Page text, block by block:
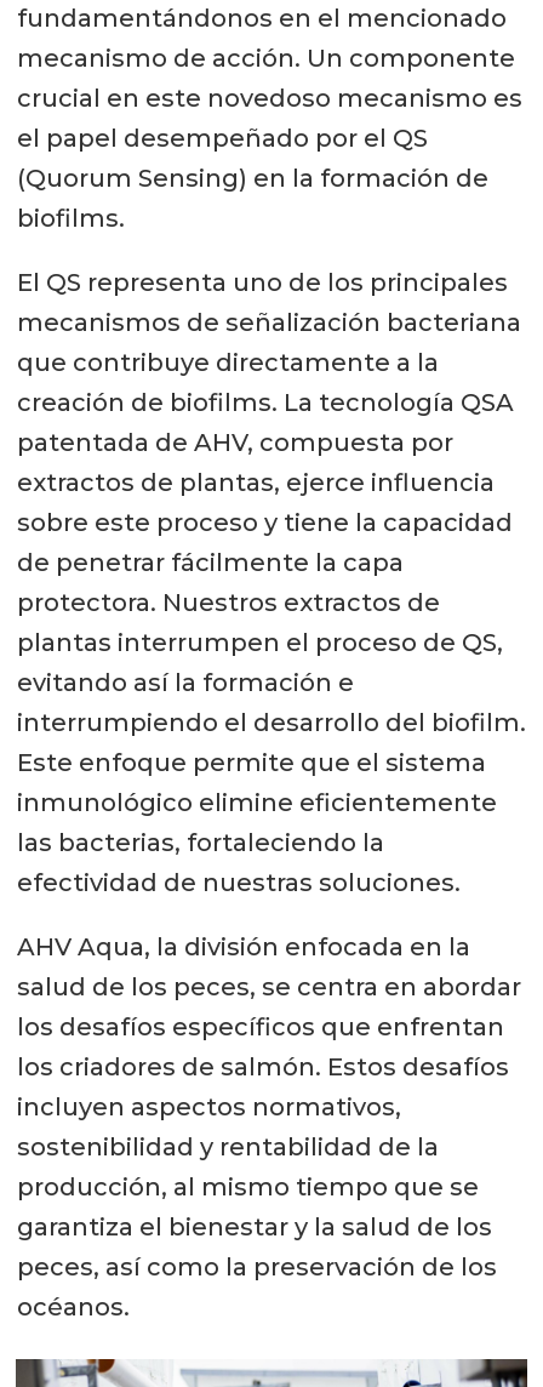
fundamentándonos en el mencionado
mecanismo de acción. Un componente
crucial en este novedoso mecanismo es
el papel desempeñado por el QS
(Quorum Sensing) en la formación de
biofilms.
El QS representa uno de los principales
mecanismos de señalización bacteriana
que contribuye directamente a la
creación de biofilms. La tecnología QSA
patentada de AHV, compuesta por
extractos de plantas, ejerce influencia
sobre este proceso y tiene la capacidad
de penetrar fácilmente la capa
protectora. Nuestros extractos de
plantas interrumpen el proceso de QS,
evitando así la formación e
interrumpiendo el desarrollo del biofilm.
Este enfoque permite que el sistema
inmunológico elimine eficientemente
las bacterias, fortaleciendo la
efectividad de nuestras soluciones.
AHV Aqua, la división enfocada en la
salud de los peces, se centra en abordar
los desafíos específicos que enfrentan
los criadores de salmón. Estos desafíos
incluyen aspectos normativos,
sostenibilidad y rentabilidad de la
producción, al mismo tiempo que se
garantiza el bienestar y la salud de los
peces, así como la preservación de los
océanos.